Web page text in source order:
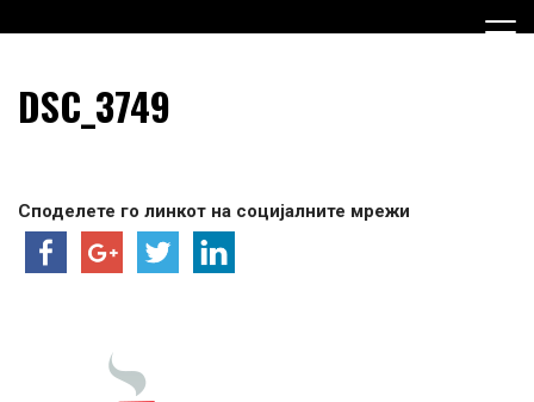
to
Граѓанска Опција за
Македонија
DSC_3749
Споделете го линкот на социјалните мрежи